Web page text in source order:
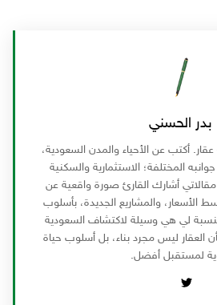
بدر الحسني
أكتب عن الأحياء والمدن السعودية،
المختلفة؛ الاستثمارية والسكنية
أشارك القارئ صورة واقعية عن
الأسعار، والمشاريع الجديدة، بأسلوب
لي هي وسيلة لاكتشاف السعودية
العقار ليس مجرد بناء، بل أسلوب حياة
لمستقبل أفضل.